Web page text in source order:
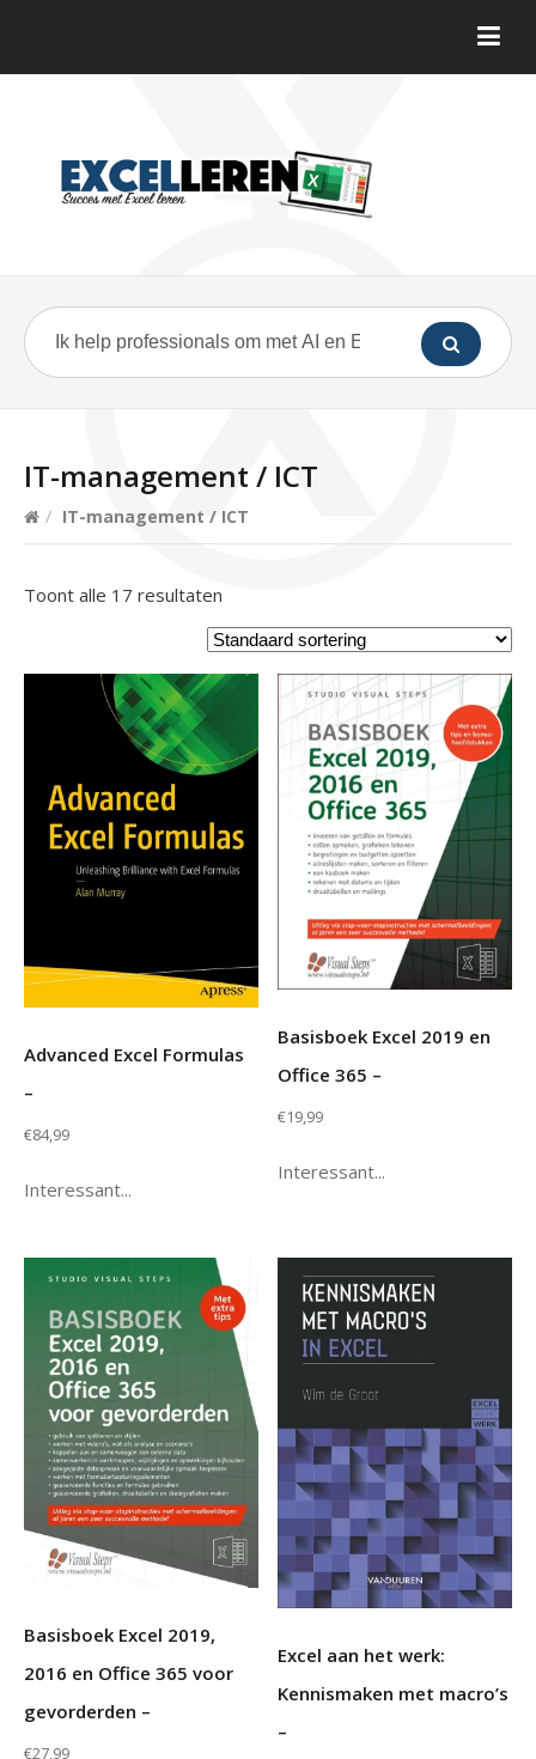
IT-management / ICT
/ IT-management / ICT
Toont alle 17 resultaten
Advanced Excel Formulas
–
€84,99
Interessant...
Basisboek Excel 2019 en
Office 365 –
€19,99
Interessant...
Basisboek Excel 2019,
2016 en Office 365 voor
gevorderden –
€27,99
Excel aan het werk:
Kennismaken met macro’s
–